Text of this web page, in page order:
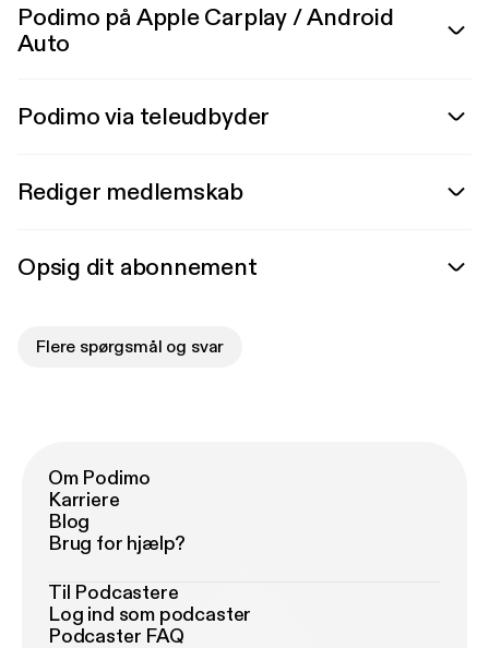
Podimo på Apple Carplay / Android
Auto
Podimo via teleudbyder
Rediger medlemskab
Opsig dit abonnement
Flere spørgsmål og svar
Om Podimo
Karriere
Blog
Brug for hjælp?
Til Podcastere
Log ind som podcaster
Podcaster FAQ